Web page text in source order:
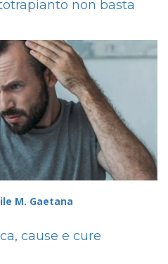
non basta
M. Gaetana
cause e cure